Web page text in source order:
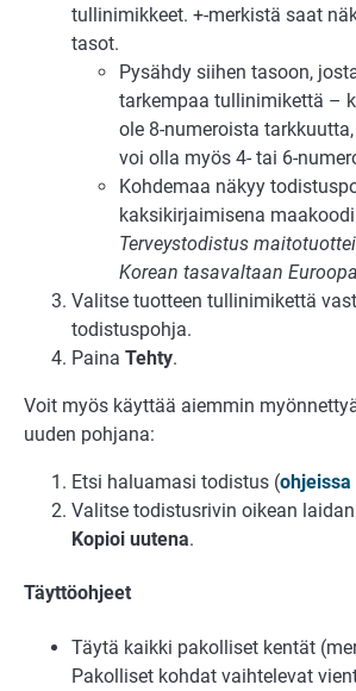
tullinimikkeet. +-merkistä saat
tasot.
Pysähdy siihen tasoon,
tarkempaa tullinimikettä –
ole 8-numeroista
voi olla myös 4- tai 6-
Kohdemaa näkyy
kaksikirjaimisena
Terveystodistus
Korean tasavaltaan
Valitse tuotteen tullinimikettä
todistuspohja.
Paina Tehty.
Voit myös käyttää aiemmin
uuden pohjana:
Etsi haluamasi todistus (ohjeissa
Valitse todistusrivin oikean laidan
Kopioi uutena.
Täyttöohjeet
Täytä kaikki pakolliset kentät
Pakolliset kohdat vaihtelevat